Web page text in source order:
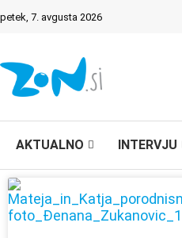
petek, 7. avgusta 2026
AKTUALNO INTERVJU